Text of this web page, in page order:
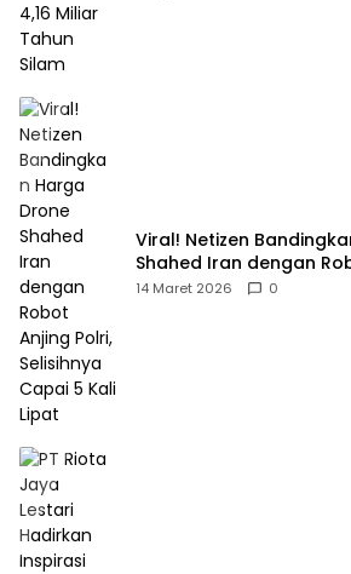
Viral! Netizen
Shahed Iran dengan
Selisihnya Capai 5 Kali
14 Maret 2026 0